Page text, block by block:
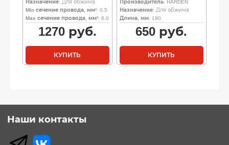
Назначение: Для обжима
Min сечение провода, мм²: 0.5
Max сечение провода, мм²: 6.0
1270руб.
КУПИТЬ
Производитель: HARDEN
Назначение: Для обжима
Длина, мм: 190
650 руб.
КУПИТЬ
Наши контакты